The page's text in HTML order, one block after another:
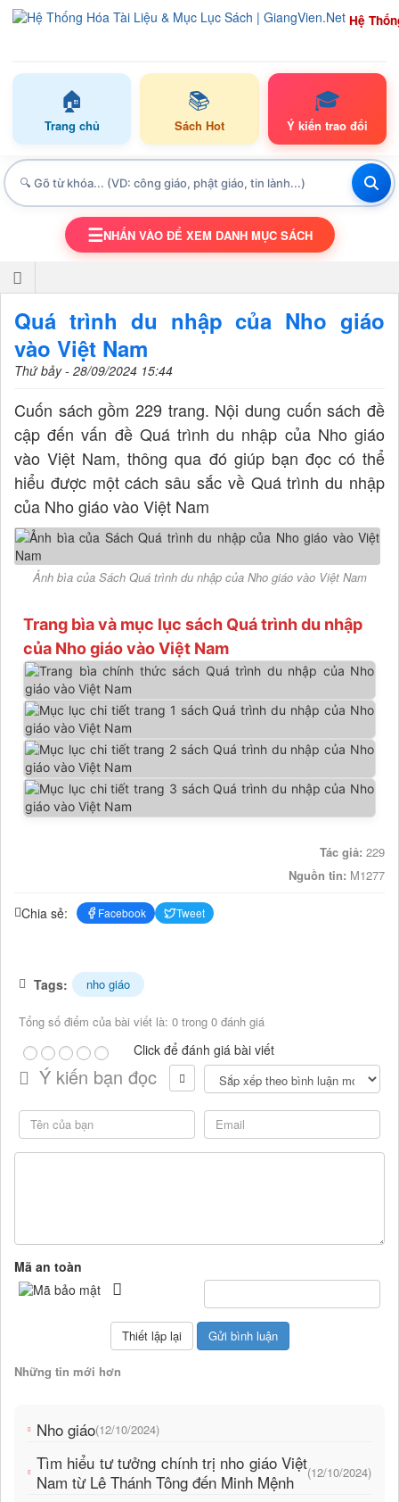
Hệ
🏠
Trang chủ
📚
Sách Hot
🎓
Ý kiến trao đổi
TOGGLE NAVIGATION
☰NHẤN VÀO ĐỂ XEM DANH MỤC SÁCH
Quá trình du nhập của Nho giáo
vào Việt Nam
Thứ bảy - 28/09/2024 15:44
Cuốn sách gồm 229 trang. Nội dung cuốn sách đề
cập đến vấn đề Quá trình du nhập của Nho giáo
vào Việt Nam, thông qua đó giúp bạn đọc có thể
hiểu được một cách sâu sắc về Quá trình du nhập
của Nho giáo vào Việt Nam
Ảnh bìa của Sách Quá trình du nhập của Nho giáo vào Việt Nam
Trang bìa và mục lục sách Quá trình du nhập
của Nho giáo vào Việt Nam
Tác giả: 229
Nguồn tin: M1277
Chia sẻ: Facebook Tweet
Tags: nho giáo
Tổng số điểm của bài viết là: 0 trong 0 đánh giá
Click để đánh giá bài viết
Ý kiến bạn đọc
Mã an toàn
Những tin mới hơn
Nho giáo(12/10/2024)
Tìm hiểu tư tưởng chính trị nho giáo Việt
Nam từ Lê Thánh Tông đến Minh Mệnh
(12/10/2024)